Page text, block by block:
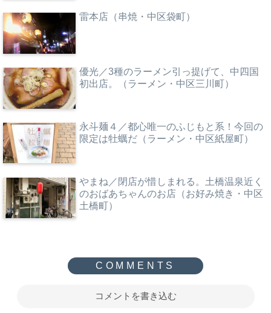
雷本店（串焼・中区袋町）
優光／3種のラーメン引っ提げて、中四国
初出店。（ラーメン・中区三川町）
永斗麺４／都心唯一のふじもと系！今回の
限定は牡蠣だ（ラーメン・中区紙屋町）
やまね／閉店が惜しまれる。土橋温泉近く
のおばあちゃんのお店（お好み焼き・中区
土橋町）
コメントを書き込む